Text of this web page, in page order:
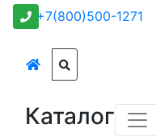
+7(800)500-1271
Каталог